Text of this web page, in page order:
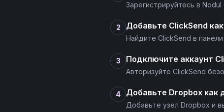
Зарегистрируйтесь в
2 Добавьте ClickSend
Найдите ClickSend в
3 Подключите аккаунт
Авторизуйте ClickSend
4 Добавьте Dropbox как
Добавьте узел Dropbox и